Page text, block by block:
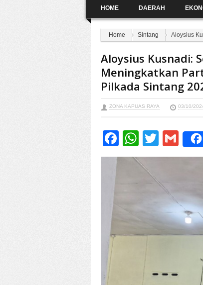
Sambut Baik Hadirnya
DPRD Minta
Dilanjutkan
Ketua DPRD Sintang
HOME DAERAH
Home Sintang Aloysius
Aloysius Kusnadi:
Meningkatkan
Pilkada Sintang
ZONA KAPUAS RAYA 03/10/
Facebook
Twitter